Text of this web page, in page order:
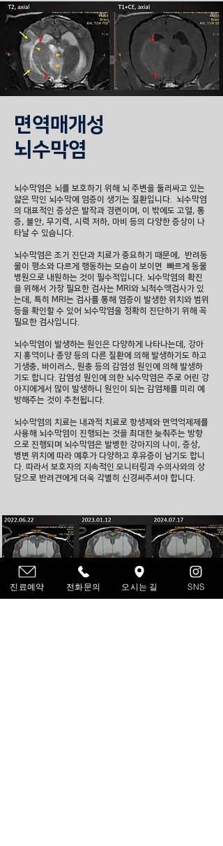
면역매개성
뇌수막염
뇌수막염은 뇌를 보호하기 위해 뇌 주변을 둘러싸고 있는
얇은 막인 뇌수막에 염증이 생기는 질환입니다. 뇌수막염
의 대표적인 증상은 발작과 경련이며, 이 밖에도 고열, 통
증, 불안, 무기력, 시력 저하, 마비 등의 다양한 증상이 나
타날 수 있습니다.
뇌수막염은 조기 진단과 치료가 중요하기 때문에, 반려동
물이 평소와 다르게 행동하는 모습이 보이면 빠르게 동물
병원으로 내원하는 것이 필수적입니다. 뇌수막염의 확진
을 위해서 가장 필요한 검사는 MRI와 뇌척수액검사가 있
는데, 특히 MRI는 검사를 통해 염증이 발생한 위치와 범위
등을 확인할 수 있어 뇌수막염을 정확히 진단하기 위해 꼭
필요한 검사입니다.
뇌수막염이 발생하는 원인은 다양하게 나타나는데, 강아
지 홍역이나 종양 등의 다른 질환에 의해 발생하기도 하고
기생충, 바이러스, 원충 등의 감염성 원인에 의해 발생하
기도 합니다. 감염성 원인에 의한 뇌수막염은 주로 어린 강
아지에게서 많이 발생하니 원인이 되는 감염체를 미리 예
방해주는 것이 추천됩니다.
뇌수막염의 치료는 내과적 치료로 항생제와 면역억제제를
사용해 뇌수막염이 진행되는 것을 최대한 늦춰주는 방향
으로 진행되며 뇌수막염은 발병한 강아지의 나이, 증상,
병변 위치에 따라 예후가 다양하고 후유증이 남기도 합니
다. 따라서 보호자의 지속적인 모니터링과 수의사와의 상
담으로 반려견에게 더욱 각별히 신경써주셔야 합니다.
진료예약 전화문의 오시는 길 SNS